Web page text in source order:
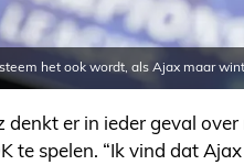
het ook wordt, als Ajax maar
denkt er in ieder geval
te spelen. “Ik vind dat